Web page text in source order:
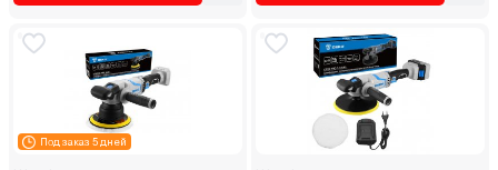
Под заказ 5 дней